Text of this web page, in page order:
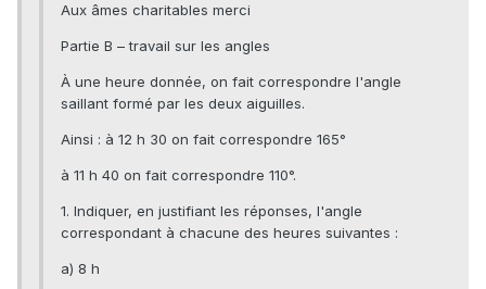
Aux âmes charitables merci
Partie B – travail sur les angles
À une heure donnée, on fait correspondre l'angle
saillant formé par les deux aiguilles.
Ainsi : à 12 h 30 on fait correspondre 165°
à 11 h 40 on fait correspondre 110°.
1. Indiquer, en justifiant les réponses, l'angle
correspondant à chacune des heures suivantes :
a) 8 h